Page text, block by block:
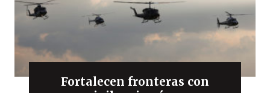
Fortalecen fronteras con